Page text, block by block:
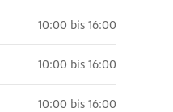
10:00 bis 16:00
10:00 bis 16:00
10:00 bis 16:00